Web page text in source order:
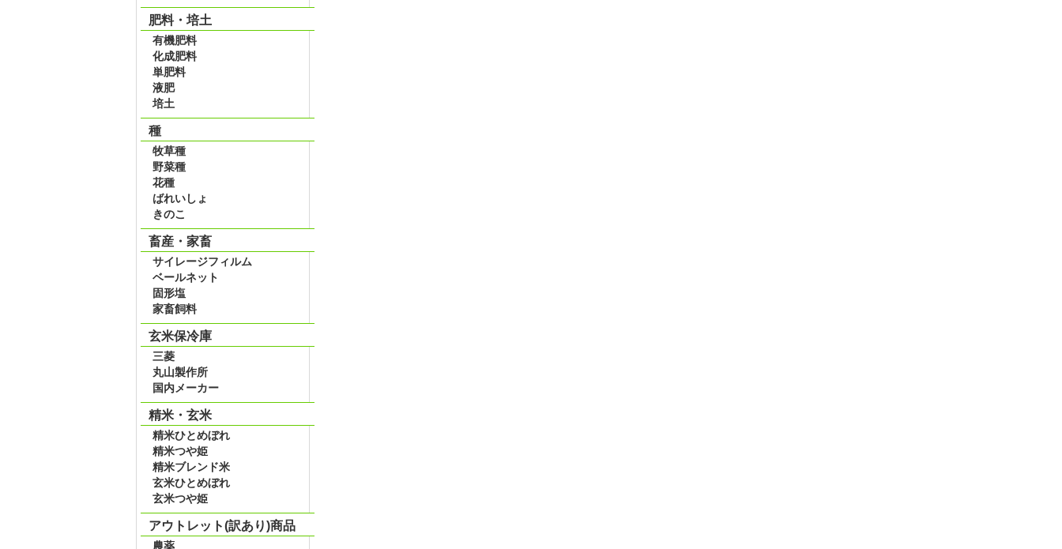
肥料・培土
有機肥料
化成肥料
単肥料
液肥
培土
種
牧草種
野菜種
花種
ばれいしょ
きのこ
畜産・家畜
サイレージフィルム
ベールネット
固形塩
家畜飼料
玄米保冷庫
三菱
丸山製作所
国内メーカー
精米・玄米
精米ひとめぼれ
精米つや姫
精米ブレンド米
玄米ひとめぼれ
玄米つや姫
アウトレット(訳あり)商品
農薬